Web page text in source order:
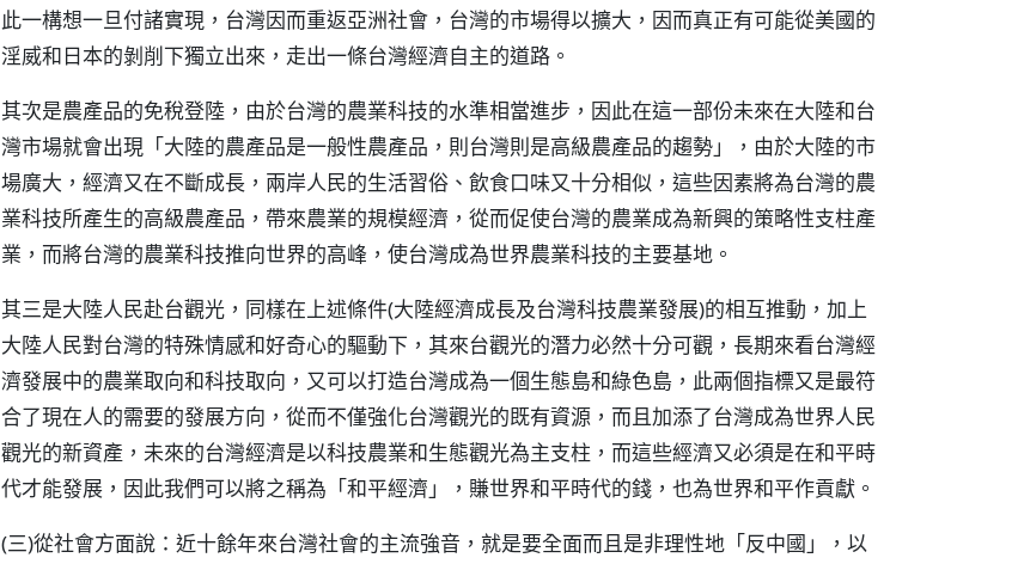
此一構想一旦付諸實現，台灣因而重返亞洲社會，台灣的市場得以擴大，因而真正有可能從美國的
淫威和日本的剝削下獨立出來，走出一條台灣經濟自主的道路。
其次是農產品的免稅登陸，由於台灣的農業科技的水準相當進步，因此在這一部份未來在大陸和台
灣市場就會出現「大陸的農產品是一般性農產品，則台灣則是高級農產品的趨勢」，由於大陸的市
場廣大，經濟又在不斷成長，兩岸人民的生活習俗、飲食口味又十分相似，這些因素將為台灣的農
業科技所產生的高級農產品，帶來農業的規模經濟，從而促使台灣的農業成為新興的策略性支柱產
業，而將台灣的農業科技推向世界的高峰，使台灣成為世界農業科技的主要基地。
其三是大陸人民赴台觀光，同樣在上述條件(大陸經濟成長及台灣科技農業發展)的相互推動，加上
大陸人民對台灣的特殊情感和好奇心的驅動下，其來台觀光的潛力必然十分可觀，長期來看台灣經
濟發展中的農業取向和科技取向，又可以打造台灣成為一個生態島和綠色島，此兩個指標又是最符
合了現在人的需要的發展方向，從而不僅強化台灣觀光的既有資源，而且加添了台灣成為世界人民
觀光的新資產，未來的台灣經濟是以科技農業和生態觀光為主支柱，而這些經濟又必須是在和平時
代才能發展，因此我們可以將之稱為「和平經濟」，賺世界和平時代的錢，也為世界和平作貢獻。
(三)從社會方面說：近十餘年來台灣社會的主流強音，就是要全面而且是非理性地「反中國」，以